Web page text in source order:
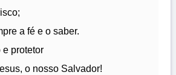
a fé e o saber.
e protetor
o nosso Salvador!